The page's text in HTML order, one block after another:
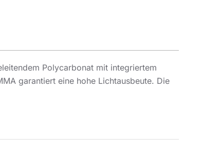
Polycarbonat mit integriertem
garantiert eine hohe Lichtausbeute. Die